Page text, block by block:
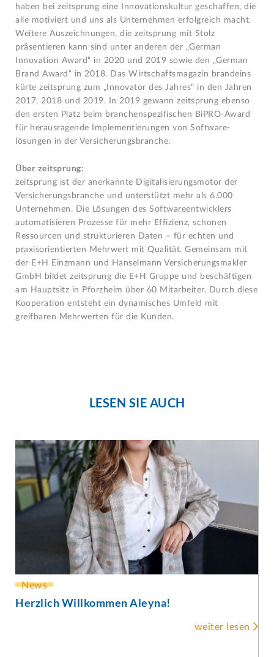
haben bei zeitsprung eine Innovationskultur geschaffen, die
alle motiviert und uns als Unternehmen erfolgreich macht.
Weitere Auszeichnungen, die zeitsprung mit Stolz
präsentieren kann sind unter anderen der „German
Innovation Award“ in 2020 und 2019 sowie den „German
Brand Award“ in 2018. Das Wirtschaftsmagazin brandeins
kürte zeitsprung zum „Innovator des Jahres“ in den Jahren
2017, 2018 und 2019. In 2019 gewann zeitsprung ebenso
den ersten Platz beim branchen­spezifischen BiPRO-Award
für herausragende Implementierungen von Software­
lösungen in der Versicherungsbranche.
Über zeitsprung:
zeitsprung ist der anerkannte Digitalisierungsmotor der
Versicherungsbranche und unterstützt mehr als 6.000
Unternehmen. Die Lösungen des Softwareentwicklers
automatisieren Prozesse für mehr Effizienz, schonen
Ressourcen und strukturieren Daten – für echten und
praxisorientierten Mehrwert mit Qualität. Gemeinsam mit
der E+H Einzmann und Hanselmann Versicherungs­makler
GmbH bildet zeitsprung die E+H Gruppe und beschäftigen
am Hauptsitz in Pforzheim über 60 Mitarbeiter. Durch diese
Kooperation entsteht ein dynamisches Umfeld mit
greifbaren Mehrwerten für die Kunden.
LESEN SIE AUCH
News
Herzlich Willkommen Aleyna!
weiter lesen 